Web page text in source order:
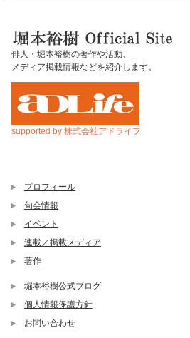
俳人・堀本裕樹の著作や活動、
メディア掲載情報などを紹介します。
supported by 株式会社アドライフ
プロフィール
句会情報
イベント
連載／掲載メディア
著作
堀本裕樹公式ブログ
個人情報保護方針
お問い合わせ